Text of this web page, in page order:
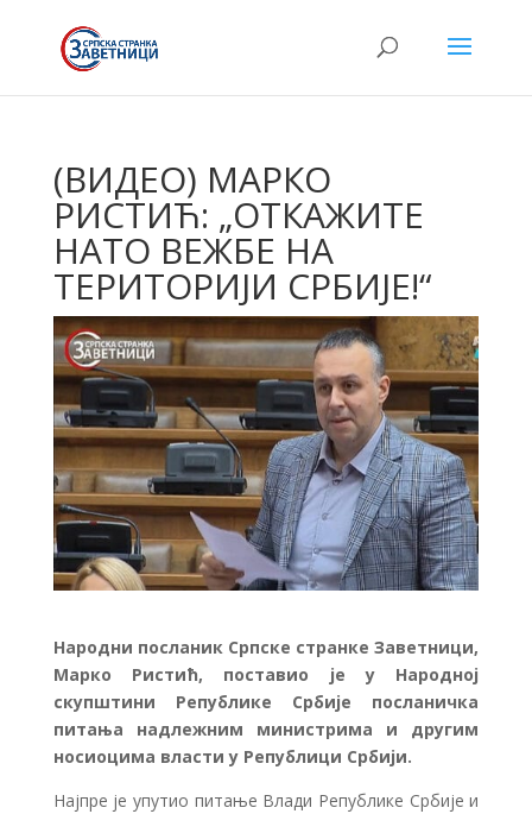
(ВИДЕО) МАРКО
РИСТИЋ: „ОТКАЖИТЕ
НАТО ВЕЖБЕ НА
ТЕРИТОРИЈИ СРБИЈЕ!“
Народни посланик Српске странке Заветници,
Марко Ристић, поставио је у Народној
скупштини Републике Србије посланичка
питања надлежним министрима и другим
носиоцима власти у Републици Србији.
Најпре је упутио питање Влади Републике Србије и